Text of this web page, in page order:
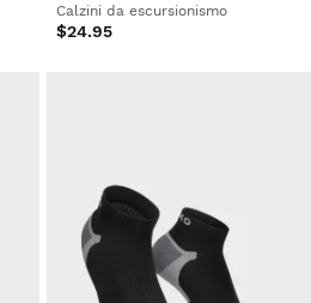
Calzini da escursionismo
$24.95